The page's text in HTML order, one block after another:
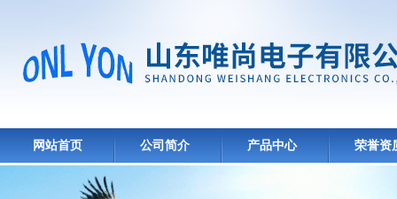
网站首页 公司简介 产品中心 荣誉资